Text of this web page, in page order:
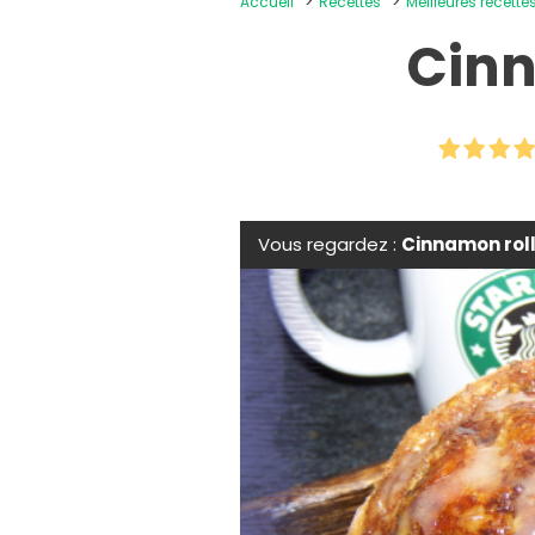
Vous regardez : Cinnamon